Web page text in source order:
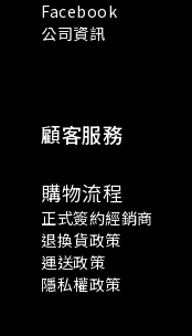
Facebook
公司資訊
顧客服務
購物流程
正式簽約經銷商
退換貨政策
運送政策
隱私權政策